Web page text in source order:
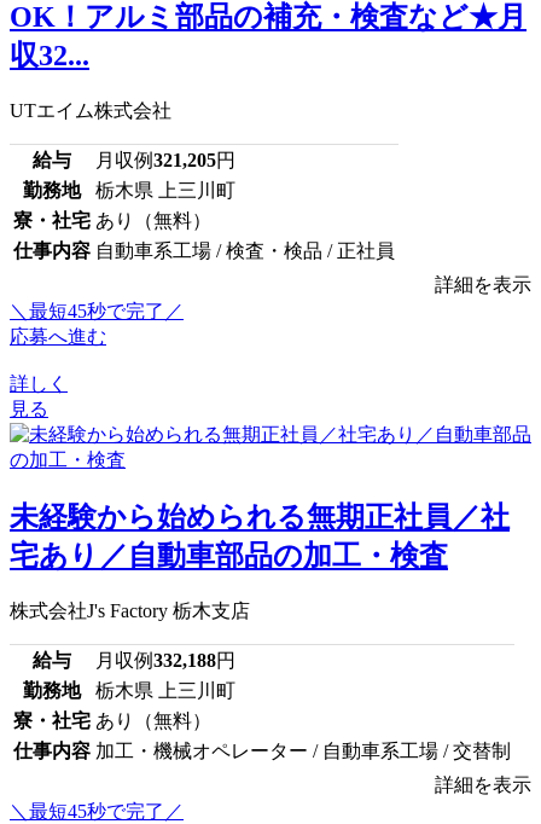
OK！アルミ部品の補充・検査など★月
収32...
UTエイム株式会社
給与 月収例321,205円
勤務地
栃木県 上三川町
寮・社宅 あり（無料）
仕事内容 自動車系工場 / 検査・検品 / 正社員
詳細を表示
＼最短45秒で完了／
応募へ進む
詳しく
見る
未経験から始められる無期正社員／社
宅あり／自動車部品の加工・検査
株式会社J's Factory 栃木支店
給与 月収例332,188円
勤務地
栃木県 上三川町
寮・社宅 あり（無料）
仕事内容 加工・機械オペレーター / 自動車系工場 / 交替制
詳細を表示
＼最短45秒で完了／